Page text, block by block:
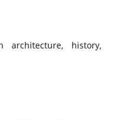
architecture, history,